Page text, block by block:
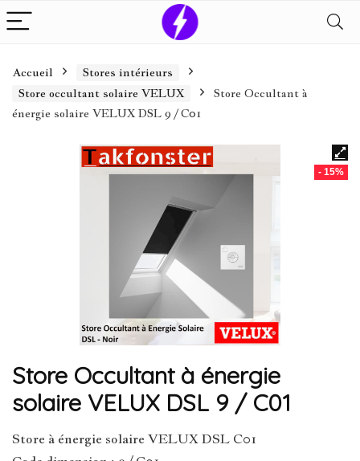
Accueil
Stores intérieurs
Store occultant solaire VELUX
Store Occultant à
énergie solaire VELUX DSL 9 / C01
- 15%
Store Occultant à énergie
solaire VELUX DSL 9 / C01
Store à énergie solaire VELUX DSL C01